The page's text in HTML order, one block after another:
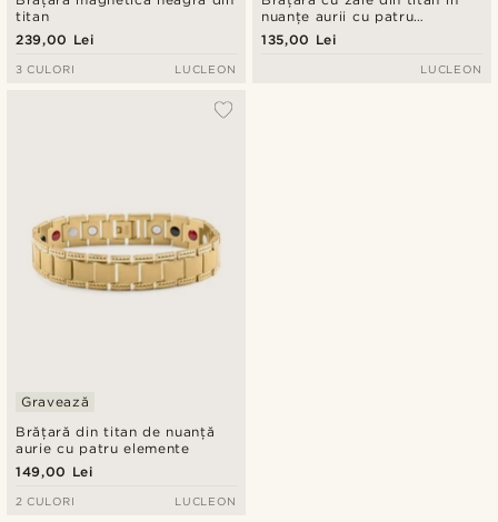
titan
239,00 Lei
3 CULORI LUCLEON
nuanțe aurii cu patru
elemente
135,00 Lei
LUCLEON
Brățară din titan de nuanță
aurie cu patru elemente
Gravează
149,00 Lei
2 CULORI LUCLEON